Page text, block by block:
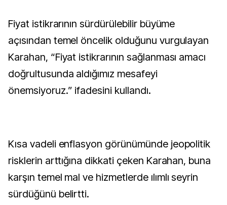
Fiyat istikrarının sürdürülebilir büyüme
açısından temel öncelik olduğunu vurgulayan
Karahan, “Fiyat istikrarının sağlanması amacı
doğrultusunda aldığımız mesafeyi
önemsiyoruz.” ifadesini kullandı.
Kısa vadeli enflasyon görünümünde jeopolitik
risklerin arttığına dikkati çeken Karahan, buna
karşın temel mal ve hizmetlerde ılımlı seyrin
sürdüğünü belirtti.